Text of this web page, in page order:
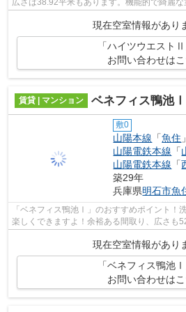
広さは38.92平米もあります。機能的で綺麗
現在空室情報があり
「ハイツウエスト
お問い合わせは
賃貸 | マンション ベネフィス鴨池Ⅰ
敷0
山陽本線 「魚住
山陽電鉄本線 「
山陽電鉄本線 「
築29年
兵庫県明石市魚
「ベネフィス鴨池Ⅰ」のおすすめポイント！
楽しくできますよ！余裕ある間取り、広さも
現在空室情報があり
「ベネフィス鴨池
お問い合わせは